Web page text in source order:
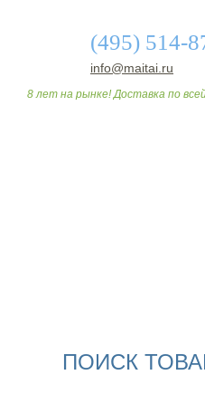
(495) 514-
info@maitai.ru
8 лет на рынке! Доставка по
ПОИСК